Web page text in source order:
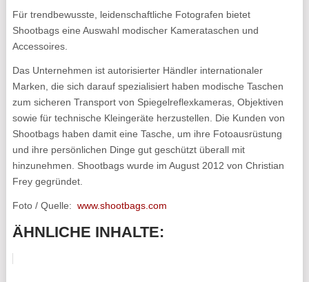
Für trendbewusste, leidenschaftliche Fotografen bietet
Shootbags eine Auswahl modischer Kamerataschen und
Accessoires.
Das Unternehmen ist autorisierter Händler internationaler
Marken, die sich darauf spezialisiert haben modische Taschen
zum sicheren Transport von Spiegelreflexkameras, Objektiven
sowie für technische Kleingeräte herzustellen. Die Kunden von
Shootbags haben damit eine Tasche, um ihre Fotoausrüstung
und ihre persönlichen Dinge gut geschützt überall mit
hinzunehmen. Shootbags wurde im August 2012 von Christian
Frey gegründet.
Foto / Quelle: www.shootbags.com
ÄHNLICHE INHALTE: